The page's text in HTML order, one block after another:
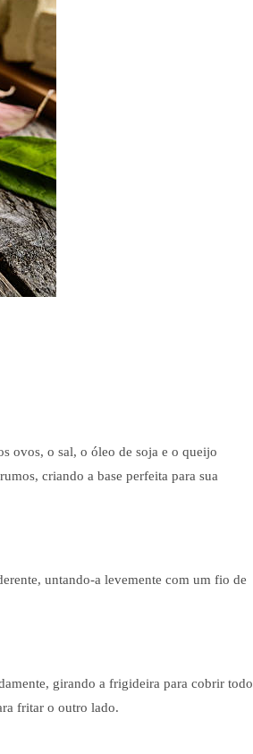
ovos, o sal, o óleo de soja e o queijo
criando a base perfeita para sua
untando-a levemente com um fio de
girando a frigideira para cobrir todo
fritar o outro lado.